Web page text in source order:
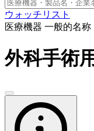
ウォッチリスト
医療機器 一般的名称
外科手術